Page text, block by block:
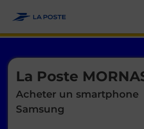
La Poste
Acheter un smartphone
Samsung
Le lien s'ouvre dans un nouvel onglet